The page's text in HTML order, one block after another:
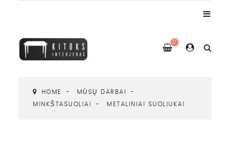
0
HOME
MŪSŲ DARBAI
MINKŠTASUOLIAI
METALINIAI SUOLIUKAI